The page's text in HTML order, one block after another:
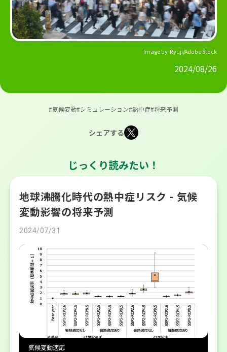
Image by Ryuji/Adobe Stock
2024/08/26
#気候変動#シミュレーション#熱中症#将来予測
シェアする
じっくり読みたい！
地球沸騰化時代の熱中症リスク - 気候
変動影響の将来予測
2024/07/31
気候変動適応